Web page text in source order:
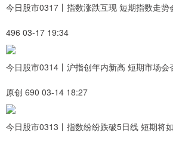
今日股市0317丨指数涨跌互现 短期指数走势
496 03-17 19:34
今日股市0314丨沪指创年内新高 短期市场会
原创 690 03-14 18:27
今日股市0313丨指数纷纷跌破5日线 短期将